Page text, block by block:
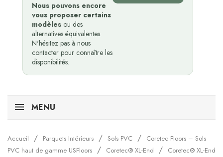
Nous pouvons encore
vous proposer certains
modèles ou des
alternatives équivalentes.
N'hésitez pas à nous
contacter pour connaître les
disponibilités.
MENU
Accueil Parquets Intérieurs Sols PVC
Coretec Floors – Sols
PVC haut de gamme USFloors
Coretec® XL-End
Coretec® XL-End